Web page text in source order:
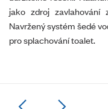
jako zdroj zavlahování
Navržený systém šedé
pro splachování toalet.